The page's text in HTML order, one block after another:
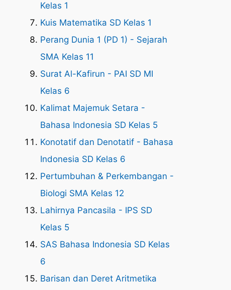
Kelas 1
Kuis Matematika SD Kelas 1
Perang Dunia 1 (PD 1) - Sejarah
SMA Kelas 11
Surat Al-Kafirun - PAI SD MI
Kelas 6
Kalimat Majemuk Setara -
Bahasa Indonesia SD Kelas 5
Konotatif dan Denotatif - Bahasa
Indonesia SD Kelas 6
Pertumbuhan & Perkembangan -
Biologi SMA Kelas 12
Lahirnya Pancasila - IPS SD
Kelas 5
SAS Bahasa Indonesia SD Kelas
6
Barisan dan Deret Aritmetika